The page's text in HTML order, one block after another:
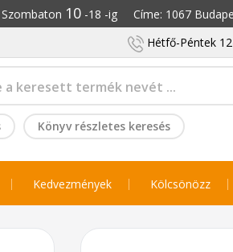
10-18 -ig Címe: 1067
Hétfő-Péntek
Könyv részletes keresés
Kedvezmények Kölcsönözz